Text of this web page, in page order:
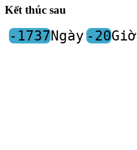
Kết thúc sau
-1737Ngày-20Giờ